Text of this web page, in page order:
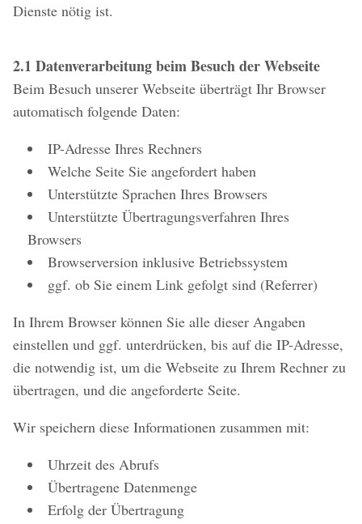
Dienste nötig ist.
2.1 Datenverarbeitung beim Besuch der Webseite
Beim Besuch unserer Webseite überträgt Ihr Browser
automatisch folgende Daten:
IP-Adresse Ihres Rechners
Welche Seite Sie angefordert haben
Unterstützte Sprachen Ihres Browsers
Unterstützte Übertragungsverfahren Ihres
Browsers
Browserversion inklusive Betriebssystem
ggf. ob Sie einem Link gefolgt sind (Referrer)
In Ihrem Browser können Sie alle dieser Angaben
einstellen und ggf. unterdrücken, bis auf die IP-Adresse,
die notwendig ist, um die Webseite zu Ihrem Rechner zu
übertragen, und die angeforderte Seite.
Wir speichern diese Informationen zusammen mit:
Uhrzeit des Abrufs
Übertragene Datenmenge
Erfolg der Übertragung